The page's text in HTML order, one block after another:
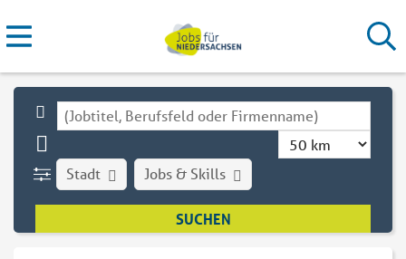
Stadt Jobs & Skills